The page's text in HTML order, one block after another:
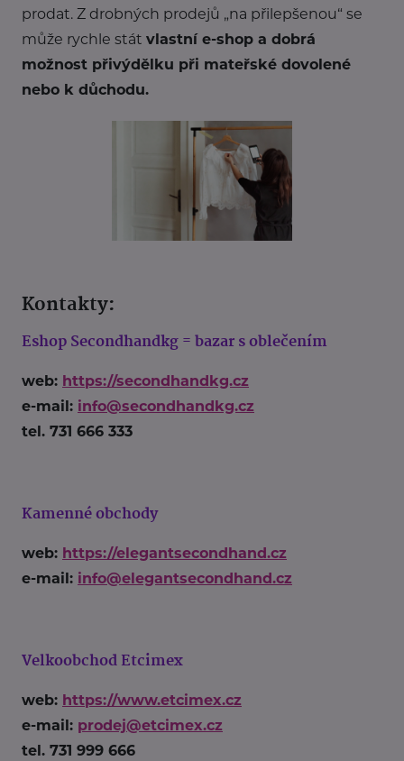
prodat. Z drobných prodejů „na přilepšenou“ se
může rychle stát vlastní e-shop a dobrá
možnost přivýdělku při mateřské dovolené
nebo k důchodu.
Kontakty:
Eshop Secondhandkg = bazar s oblečením
web: https://secondhandkg.cz
e-mail: info@secondhandkg.cz
tel. 731 666 333
Kamenné obchody
web: https://elegantsecondhand.cz
e-mail: info@elegantsecondhand.cz
Velkoobchod Etcimex
web: https://www.etcimex.cz
e-mail: prodej@etcimex.cz
tel. 731 999 666